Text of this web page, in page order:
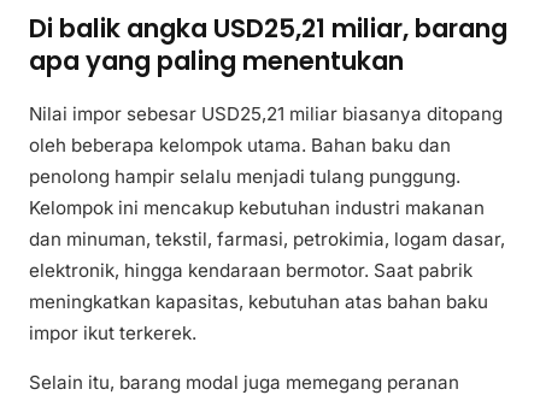
Di balik angka USD25,21 miliar, barang
apa yang paling menentukan
Nilai impor sebesar USD25,21 miliar biasanya ditopang
oleh beberapa kelompok utama. Bahan baku dan
penolong hampir selalu menjadi tulang punggung.
Kelompok ini mencakup kebutuhan industri makanan
dan minuman, tekstil, farmasi, petrokimia, logam dasar,
elektronik, hingga kendaraan bermotor. Saat pabrik
meningkatkan kapasitas, kebutuhan atas bahan baku
impor ikut terkerek.
Selain itu, barang modal juga memegang peranan